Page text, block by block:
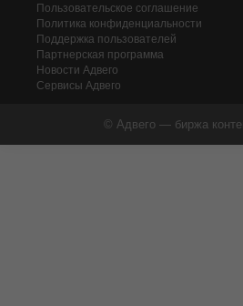
Пользовательское соглашение
Политика конфиденциальности
Поддержка пользователей
Партнерская программа
Новости Адвего
Сервисы Адвего
© Адвего — биржа